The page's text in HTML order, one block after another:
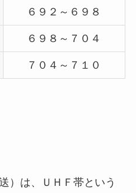
６９２～６９８
６９８～７０４
７０４～７１０
）は、ＵＨＦ帯という